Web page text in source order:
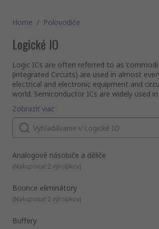
Home / Polovodiče
Logické IO
Logic ICs are often referred to as
(integrated Circuits) are used in almost
electrical and electronic equipment and
world. Semiconductor ICs are widely used
design and manufacturing applications. RS
range of high-quality standard logic
leading brands including Texas Instruments,
Nexperia, STMicroelectronics and ON
Common Logic ICs types and their uses
Buffers transfer voltage from high to low
circuits, acting as a barrier between source
prevent network disturbance. These devices
Bus buffers
Buffer and Converter combinations
Bus Transceiver devices provide input/
(i.e. bidirectional, unlike buffers,) to a shared
number of connected cascading
Zobraziť viac
Analogové násobiče a děliče
(Nakupovať 2 výrobkov)
Bounce eliminátory
(Nakupovať 2 výrobkov)
Buffery